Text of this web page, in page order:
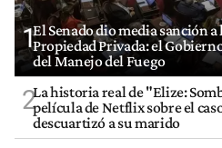
1El Senado dio media sanción
Propiedad Privada: el
del Manejo del Fuego
2La historia real de "Elize:
película de Netflix sobre el
descuartizó a su marido